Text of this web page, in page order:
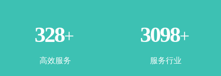
365+
高效服务
3500+
服务行业